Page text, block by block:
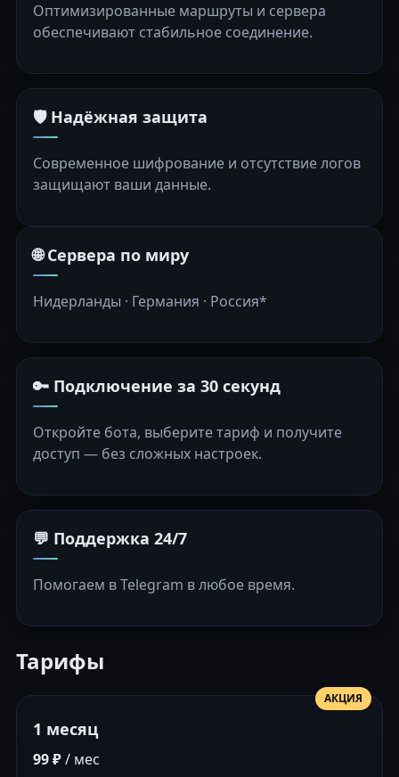
Оптимизированные маршруты и сервера
обеспечивают стабильное соединение.
🛡️ Надёжная защита
Современное шифрование и отсутствие логов
защищают ваши данные.
🌐 Сервера по миру
Нидерланды · Германия · Россия*
🔑 Подключение за 30 секунд
Откройте бота, выберите тариф и получите
доступ — без сложных настроек.
💬 Поддержка 24/7
Помогаем в Telegram в любое время.
Тарифы
АКЦИЯ
1 месяц
99 ₽/ мес